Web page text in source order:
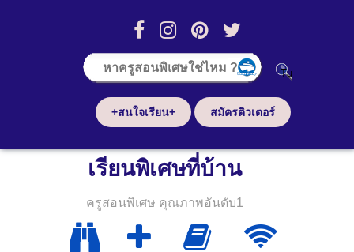
+สนใจเรียน+ สมัครติวเตอร์
เรียนพิเศษที่บ้าน
ครูสอนพิเศษ คุณภาพอันดับ1